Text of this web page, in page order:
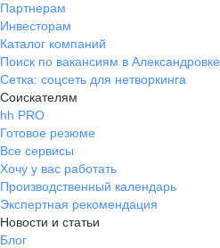
Партнерам
Инвесторам
Каталог компаний
Поиск по вакансиям в Александровке
Сетка: соцсеть для нетворкинга
Соискателям
hh PRO
Готовое резюме
Все сервисы
Хочу у вас работать
Производственный календарь
Экспертная рекомендация
Новости и статьи
Блог